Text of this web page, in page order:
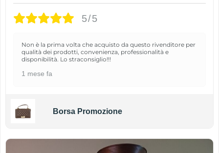
5/5
Non è la prima volta che acquisto da questo rivenditore per
qualità dei prodotti, convenienza, professionalità e
disponibilità. Lo straconsiglio!!!
1 mese fa
Borsa Promozione